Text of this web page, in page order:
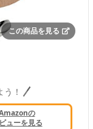
この商品を見る
！
の
ューを見る